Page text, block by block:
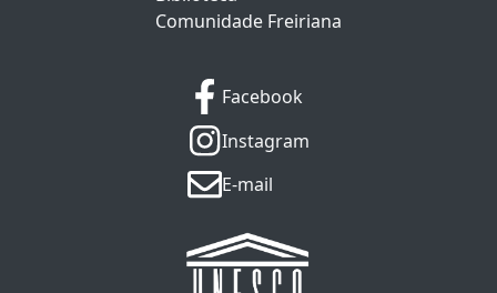
Comunidade Freiriana
Facebook
Instagram
E-mail